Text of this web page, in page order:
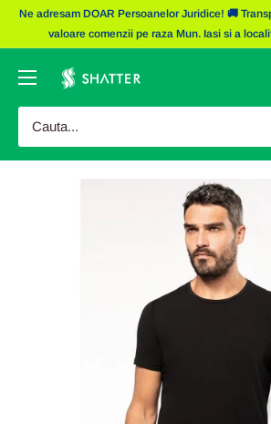
SaritiNe adresam DOAR Persoanelor Juridice! 🚚
valoare comenzii pe raza Mun. Iasi si a
Obiecte
Shatter